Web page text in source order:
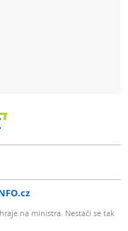
na ministra. Nestačí se tak